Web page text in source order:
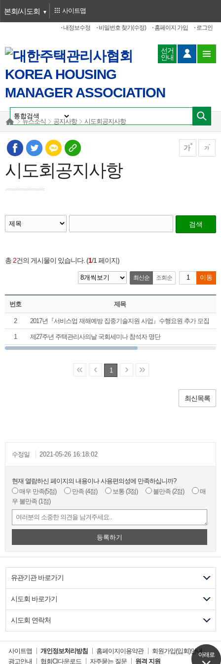
본회/시도회
로그인
홈페이지 가입
비밀번호 찾기(수정)
내정보수정
사이트맵
선거
안내
뉴스소식 공지사항 시도회공지사항
아래로
가 가
시도회공지사항
검색
총 2건의 게시물이 있습니다. (1/1 페이지)
최신순 조회순 이동
번호 제목
2 2017년『서비스업 재해예방 집중기술지원 사업』수행요원 추가 모집
1 제27주년 주택관리사의날 국회세미나 참석자 명단
« ‹ 1 › »
최신목록
수정일 2021-05-26 16:18:02
현재 열람하신 페이지의 내용이나 사용편의성에 만족하십니까?
매우 만족(5점) 만족 (4점) 보통 (3점) 불만족 (2점)
매
우 불만족 (1점)
등록하기
유관기관 바로가기
시도회 바로가기
시도회 연락처
사이트맵 개인정보처리방침 홈페이지이용약관
회원가입(입회)안내
광고안내
협회CI다운로드 자주묻는 질문 원격 지원
아래로